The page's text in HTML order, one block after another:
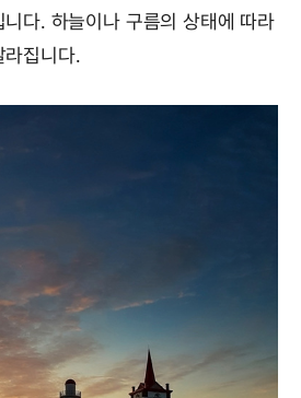
다. 하늘이나 구름의 상태에 따라
라집니다.